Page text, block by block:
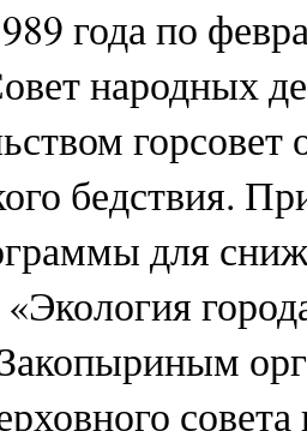
года по
народных
бедствия.
для
совета